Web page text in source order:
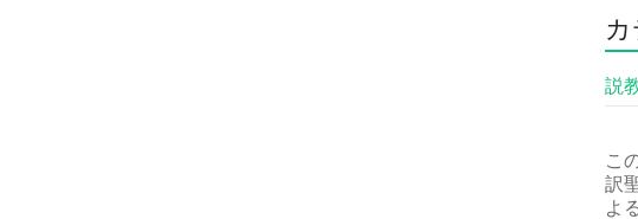
説
こ
訳
よ